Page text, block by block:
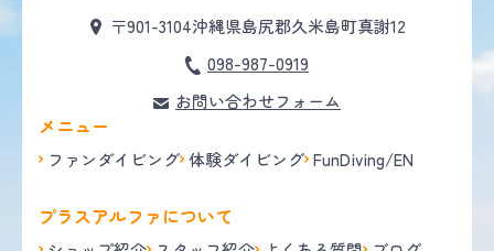
〒901-3104沖縄県島尻郡久米島町真謝12
098-987-0919
お問い合わせフォーム
メニュー
ファンダイビング 体験ダイビング FunDiving/EN
プラスアルファについて